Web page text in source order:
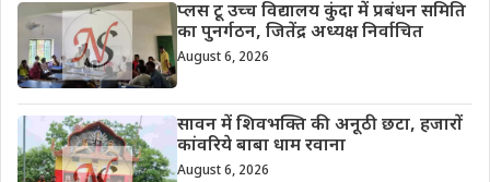
प्लस टू उच्च विद्यालय कुंदा में प्रबंधन समिति
का पुनर्गठन, जितेंद्र अध्यक्ष निर्वाचित
August 6, 2026
सावन में शिवभक्ति की अनूठी छटा, हजारों
कांवरिये बाबा धाम रवाना
August 6, 2026